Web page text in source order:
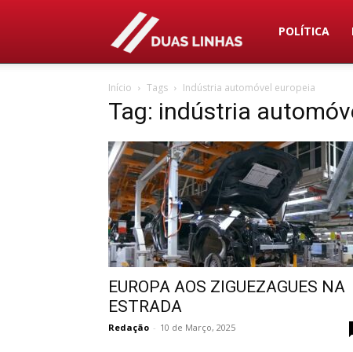
Duas
Linhas
POLÍTICA
Início Tags Indústria automóvel europeia
Tag: indústria
EUROPA AOS ZIGUEZAGUES NA
ESTRADA
Redação - 10 de Março, 2025